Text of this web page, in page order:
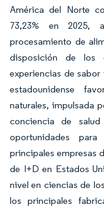
América del Norte
73,23% en 2025,
procesamiento de
disposición de los
experiencias de
estadounidense
naturales, impulsada
conciencia de
oportunidades
principales empresas
de I+D en Estados
nivel en ciencias de
los principales